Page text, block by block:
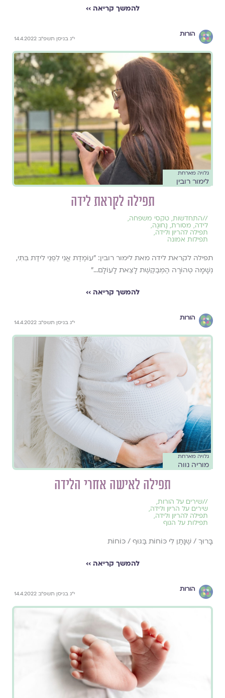
להמשך קריאה ››
הורות
י״ג בניסן תשפ״ב 14.4.2022
גלויה מארחת
לימור רובין
תפילה לקראת לידה
//התחדשות, טקסי משפחה,
לידה, מסורת, נָחוּגָה,
תפילה להריון ולידה,
תפילות אמונה
תפילה לקראת לידה מאת לימור רובין: "עוֹמֶדֶת אֲנִי לִפְנֵי לידַת בִּתִּי,
נְשָׁמָה טְהוֹרָה הַמְּבַקֶּשֶׁת לָצֵאת לָעוֹלָם..."
להמשך קריאה ››
הורות
י״ג בניסן תשפ״ב 14.4.2022
גלויה מארחת
מוריה נווה
תפילה לאישה אחרי הלידה
//שירים על הורות,
שירים על הריון ולידה,
תפילה להריון ולידה,
תפילות על הגוף
בָּרוּךְ / שֶׁנָּתַן לִי כּוֹחוֹת בַּגּוּף / כּוֹחוֹת
להמשך קריאה ››
הורות
י״ג בניסן תשפ״ב 14.4.2022